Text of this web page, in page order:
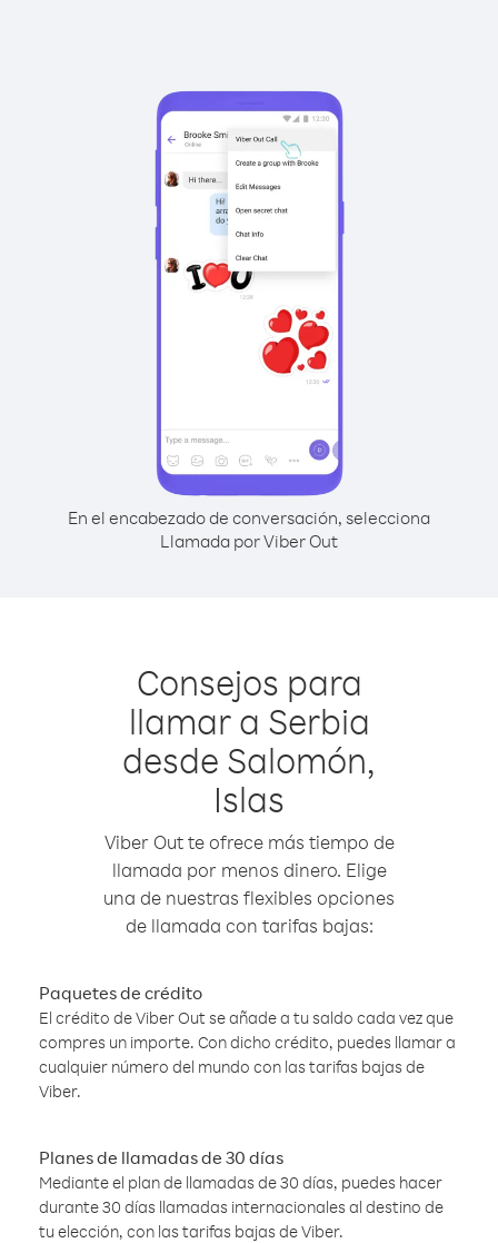
En el encabezado de conversación, selecciona
Llamada por Viber Out
Consejos para
llamar a Serbia
desde Salomón,
Islas
Viber Out te ofrece más tiempo de
llamada por menos dinero. Elige
una de nuestras flexibles opciones
de llamada con tarifas bajas:
Paquetes de crédito
El crédito de Viber Out se añade a tu saldo cada vez que
compres un importe. Con dicho crédito, puedes llamar a
cualquier número del mundo con las tarifas bajas de
Viber.
Planes de llamadas de 30 días
Mediante el plan de llamadas de 30 días, puedes hacer
durante 30 días llamadas internacionales al destino de
tu elección, con las tarifas bajas de Viber.